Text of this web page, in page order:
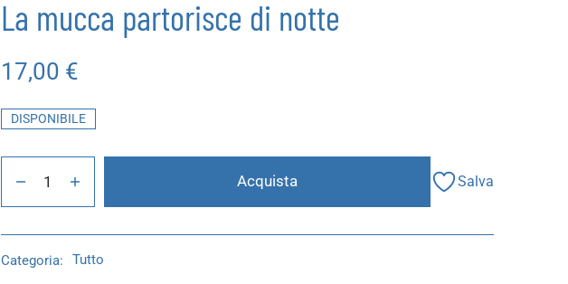
La mucca partorisce di notte
17,00 €
DISPONIBILE
Acquista Salva
Categoria: Tutto